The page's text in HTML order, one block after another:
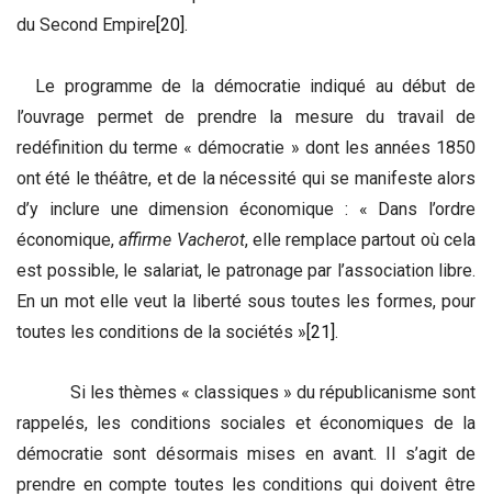
du Second Empire [20] .
Le programme de la démocratie indiqué au début de
l’ouvrage permet de prendre la mesure du travail de
redéfinition du terme « démocratie » dont les années 1850
ont été le théâtre, et de la nécessité qui se manifeste alors
d’y inclure une dimension économique : « Dans l’ordre
économique,affirme Vacherot, elle remplace partout où cela
est possible, le salariat, le patronage par l’association libre.
En un mot elle veut la liberté sous toutes les formes, pour
toutes les conditions de la sociétés »[21].
Si les thèmes « classiques » du républicanisme sont
rappelés, les conditions sociales et économiques de la
démocratie sont désormais mises en avant. Il s’agit de
prendre en compte toutes les conditions qui doivent être